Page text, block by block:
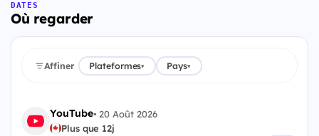
DATES
Où regarder
Affiner Plateformes▾ Pays▾
YouTube• 20 Août 2026
Plus que 12j